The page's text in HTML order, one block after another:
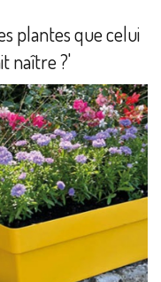
plantes que celui
naître ?'